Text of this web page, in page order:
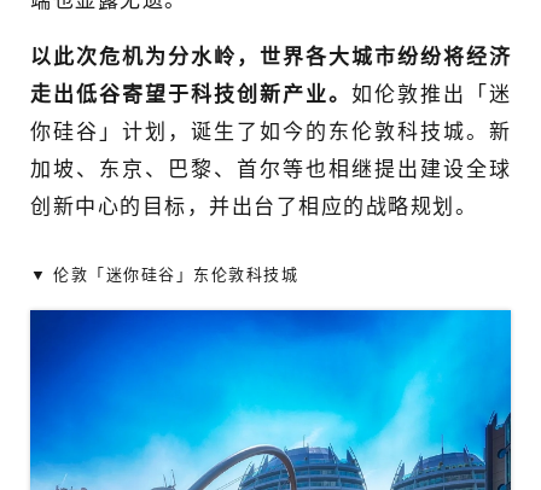
以此次危机为分水岭，世界各大城市纷纷将经济
走出低谷寄望于科技创新产业。 如伦敦推出「迷
你硅谷」计划，诞生了如今的东伦敦科技城。新
加坡、东京、巴黎、首尔等也相继提出建设全球
创新中心的目标，并出台了相应的战略规划。
▼ 伦敦「迷你硅谷」东伦敦科技城